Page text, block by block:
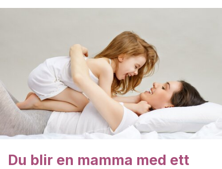
Du blir en mamma med ett